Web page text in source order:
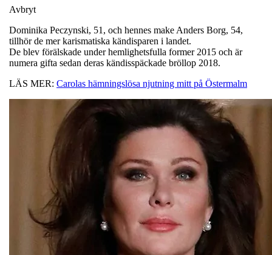
Avbryt
Dominika Peczynski, 51, och hennes make Anders Borg, 54,
tillhör de mer karismatiska kändisparen i landet.
De blev förälskade under hemlighetsfulla former 2015 och är
numera gifta sedan deras kändisspäckade bröllop 2018.
LÄS MER: Carolas hämningslösa njutning mitt på Östermalm